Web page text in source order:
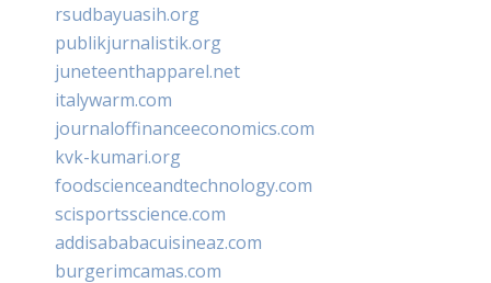
rsudbayuasih.org
publikjurnalistik.org
juneteenthapparel.net
italywarm.com
journaloffinanceeconomics.com
kvk-kumari.org
foodscienceandtechnology.com
scisportsscience.com
addisababacuisineaz.com
burgerimcamas.com